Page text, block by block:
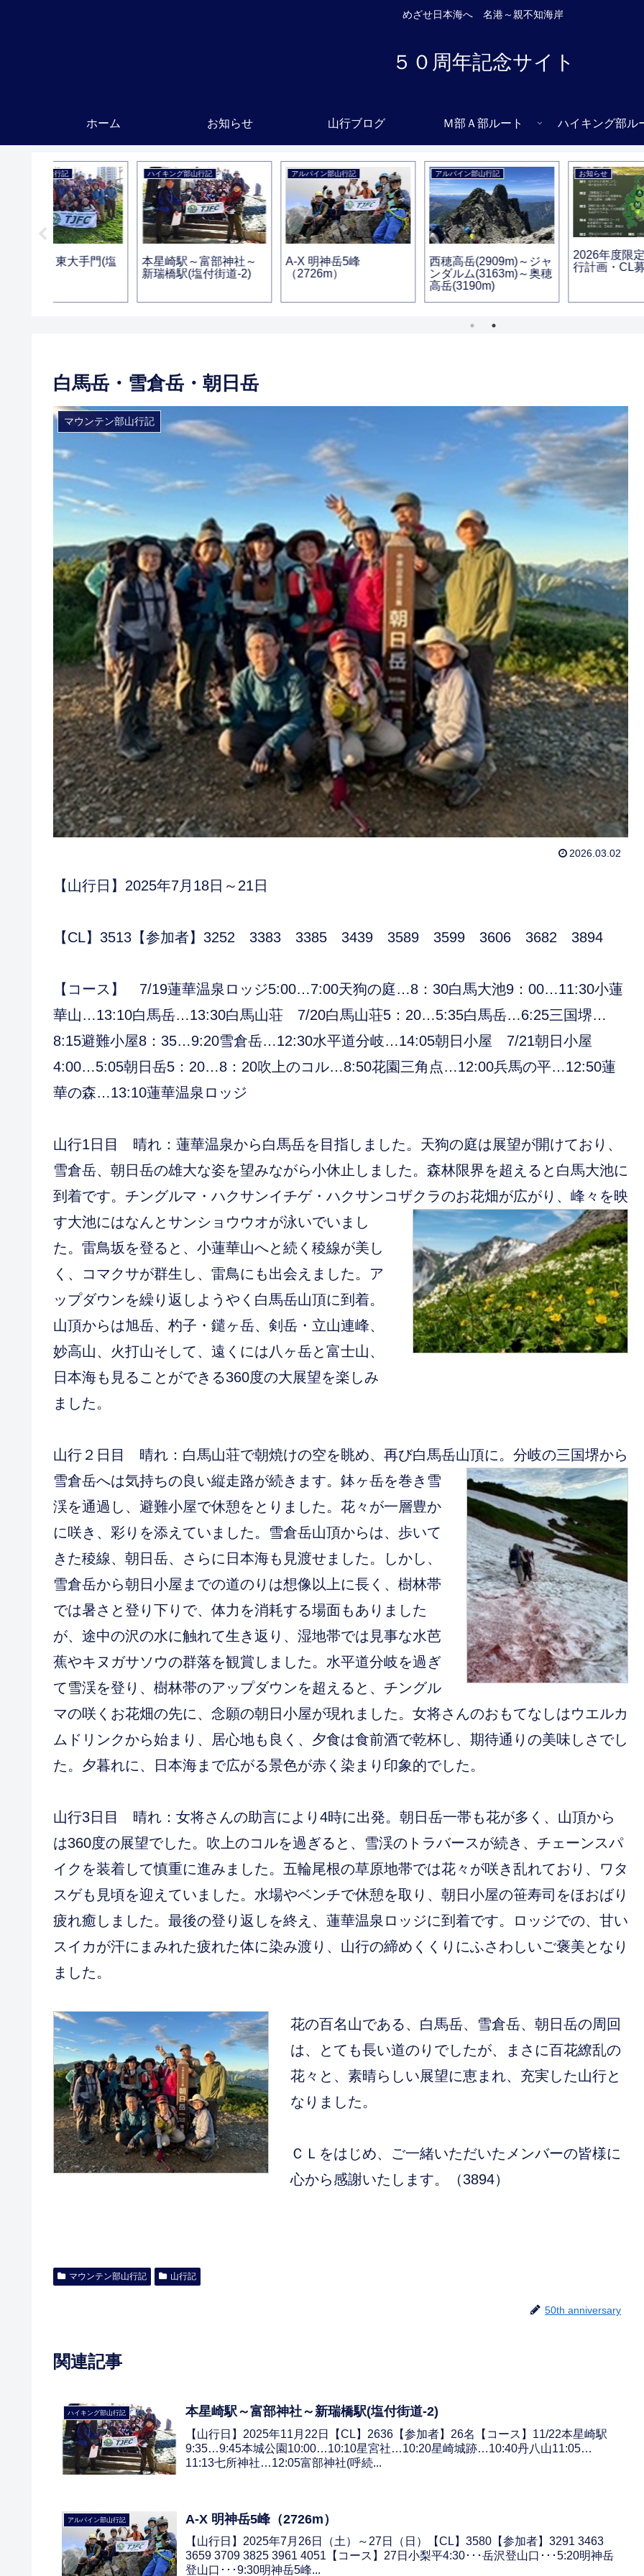
めざせ日本海へ 名港～親不知海岸
５０周年記念サイト
ホーム お知らせ 山行ブログ Ｍ部Ａ部ルート ハイキング部ル
ハイキング部山行記
本星崎駅～富部神社～
新瑞橋駅(塩付街道-2)
アルパイン部山行記
A-X 明神岳5峰
（2726m）
アルパイン部山行記
西穂高岳(2909m)～ジャ
ンダルム(3163m)～奥穂
お知らせ
2026年度限定 TJFC山
行計画・CL募集
白馬岳・雪倉岳・朝日岳
マウンテン部山行記
2026.03.02
【山行日】2025年7月18日～21日
【CL】3513【参加者】3252 3383 3385 3439 3589 3599 3606 3682 3894
【コース】 7/19蓮華温泉ロッジ5:00…7:00天狗の庭…8：30白馬大池9：00…11:30小蓮
華山…13:10白馬岳…13:30白馬山荘 7/20白馬山荘5：20…5:35白馬岳…6:25三国堺…
8:15避難小屋8：35…9:20雪倉岳…12:30水平道分岐…14:05朝日小屋 7/21朝日小屋
4:00…5:05朝日岳5：20…8：20吹上のコル…8:50花園三角点…12:00兵馬の平…12:50蓮
華の森…13:10蓮華温泉ロッジ
山行1日目 晴れ：蓮華温泉から白馬岳を目指しました。天狗の庭は展望が開けており、
雪倉岳、朝日岳の雄大な姿を望みながら小休止しました。森林限界を超えると白馬大池に
到着です。チングルマ・ハクサンイチゲ・ハクサンコザクラのお花畑が広がり、峰々を映
す大池にはなんとサンショウウオが泳いでいまし
た。雷鳥坂を登ると、小蓮華山へと続く稜線が美し
く、コマクサが群生し、雷鳥にも出会えました。ア
ップダウンを繰り返しようやく白馬岳山頂に到着。
山頂からは旭岳、杓子・鑓ヶ岳、剣岳・立山連峰、
妙高山、火打山そして、遠くには八ヶ岳と富士山、
日本海も見ることができる360度の大展望を楽しみ
ました。
山行２日目 晴れ：白馬山荘で朝焼けの空を眺め、再び白馬岳山頂に。分岐の三国堺から
雪倉岳へは気持ちの良い縦走路が続きます。鉢ヶ岳を巻き雪
渓を通過し、避難小屋で休憩をとりました。花々が一層豊か
に咲き、彩りを添えていました。雪倉岳山頂からは、歩いて
きた稜線、朝日岳、さらに日本海も見渡せました。しかし、
雪倉岳から朝日小屋までの道のりは想像以上に長く、樹林帯
では暑さと登り下りで、体力を消耗する場面もありました
が、途中の沢の水に触れて生き返り、湿地帯では見事な水芭
蕉やキヌガサソウの群落を観賞しました。水平道分岐を過ぎ
て雪渓を登り、樹林帯のアップダウンを超えると、チングル
マの咲くお花畑の先に、念願の朝日小屋が現れました。女将さんのおもてなしはウエルカ
ムドリンクから始まり、居心地も良く、夕食は食前酒で乾杯し、期待通りの美味しさでし
た。夕暮れに、日本海まで広がる景色が赤く染まり印象的でした。
山行3日目 晴れ：女将さんの助言により4時に出発。朝日岳一帯も花が多く、山頂から
は360度の展望でした。吹上のコルを過ぎると、雪渓のトラバースが続き、チェーンスパ
イクを装着して慎重に進みました。五輪尾根の草原地帯では花々が咲き乱れており、ワタ
スゲも見頃を迎えていました。水場やベンチで休憩を取り、朝日小屋の笹寿司をほおばり
疲れ癒しました。最後の登り返しを終え、蓮華温泉ロッジに到着です。ロッジでの、甘い
スイカが汗にまみれた疲れた体に染み渡り、山行の締めくくりにふさわしいご褒美となり
ました。
花の百名山である、白馬岳、雪倉岳、朝日岳の周回
は、とても長い道のりでしたが、まさに百花繚乱の
花々と、素晴らしい展望に恵まれ、充実した山行と
なりました。
ＣＬをはじめ、ご一緒いただいたメンバーの皆様に
心から感謝いたします。（3894）
マウンテン部山行記 山行記
50th anniversary
関連記事
ハイキング部山行記 本星崎駅～富部神社～新瑞橋駅(塩付街道-2)
【山行日】2025年11月22日【CL】2636【参加者】26名【コース】11/22本星崎駅
9:35…9:45本城公園10:00…10:10星宮社…10:20星崎城跡…10:40丹八山11:05…
11:13七所神社…12:05富部神社(呼続...
アルパイン部山行記 A-X 明神岳5峰（2726m）
【山行日】2025年7月26日（土）～27日（日）【CL】3580【参加者】3291 3463
3659 3709 3825 3961 4051【コース】27日小梨平4:30･･･岳沢登山口･･･5:20明神岳
登山口･･･9:30明神岳5峰...